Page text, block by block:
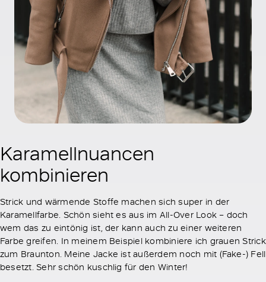
Karamellnuancen
kombinieren
Strick und wärmende Stoffe machen sich super in der
Karamellfarbe. Schön sieht es aus im All-Over Look – doch
wem das zu eintönig ist, der kann auch zu einer weiteren
Farbe greifen. In meinem Beispiel kombiniere ich grauen Strick
zum Braunton. Meine Jacke ist außerdem noch mit (Fake-) Fell
besetzt. Sehr schön kuschlig für den Winter!